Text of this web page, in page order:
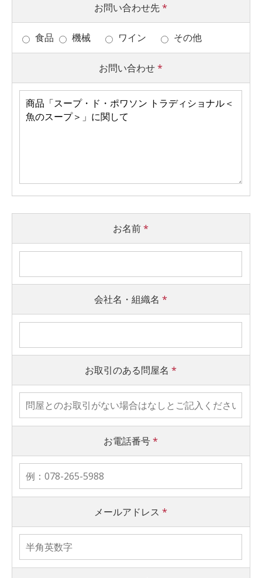
お問い合わせ先*
食品 機械 ワイン その他
お問い合わせ*
お名前*
会社名・組織名*
お取引のある問屋名*
お電話番号*
メールアドレス*